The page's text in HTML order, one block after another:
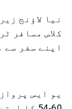
نیا لاؤنج
اپنے سفر سے
یو ایس